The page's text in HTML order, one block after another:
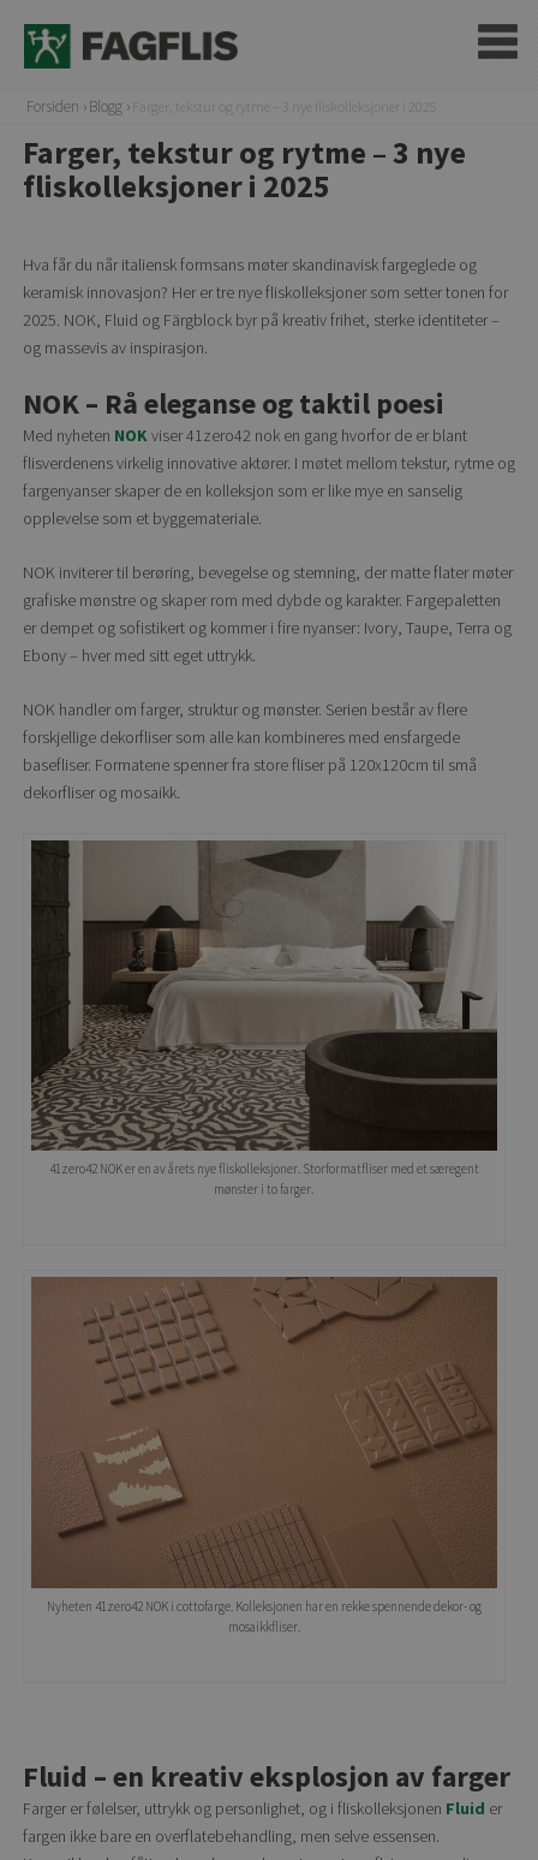
Forsiden Blogg Farger, tekstur og rytme – 3 nye fliskolleksjoner i 2025
Farger, tekstur og rytme – 3 nye
fliskolleksjoner i 2025
Hva får du når italiensk formsans møter skandinavisk fargeglede og
keramisk innovasjon? Her er tre nye fliskolleksjoner som setter tonen for
2025. NOK, Fluid og Färgblock byr på kreativ frihet, sterke identiteter –
og massevis av inspirasjon.
NOK – Rå eleganse og taktil poesi
Med nyheten NOKviser 41zero42 nok en gang hvorfor de er blant
flisverdenens virkelig innovative aktører. I møtet mellom tekstur, rytme og
fargenyanser skaper de en kolleksjon som er like mye en sanselig
opplevelse som et byggemateriale.
NOK inviterer til berøring, bevegelse og stemning, der matte flater møter
grafiske mønstre og skaper rom med dybde og karakter. Fargepaletten
er dempet og sofistikert og kommer i fire nyanser: Ivory, Taupe, Terra og
Ebony – hver med sitt eget uttrykk.
NOK handler om farger, struktur og mønster. Serien består av flere
forskjellige dekorfliser som alle kan kombineres med ensfargede
basefliser. Formatene spenner fra store fliser på 120x120cm til små
dekorfliser og mosaikk.
41zero42 NOK er en av årets nye fliskolleksjoner. Storformatfliser med et særegent
mønster i to farger.
Nyheten 41zero42 NOK i cottofarge. Kolleksjonen har en rekke spennende dekor- og
mosaikkfliser.
Fluid – en kreativ eksplosjon av farger
Farger er følelser, uttrykk og personlighet, og i fliskolleksjonen Fluid er
fargen ikke bare en overflatebehandling, men selve essensen.